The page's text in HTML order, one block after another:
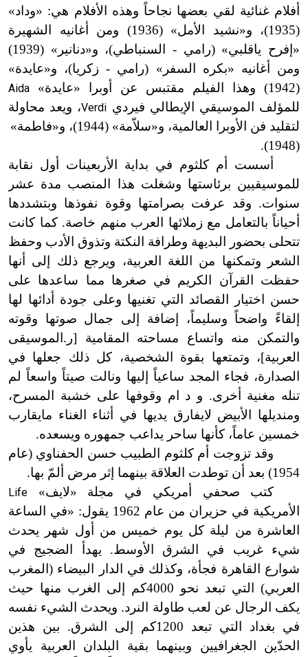
أفلام غنائية لقي بعضها نجاحاً وهذه الأفلام هي: «وداد»
(1935)، و«نشيد الأمل» (1936) ومن أغانيه الشهيرة
«إفرح ياقلبي» (رامي - السنباطي)، و«دنانير» (1939)
ومن أغانيه «بكره السفر» (رامي - زكريا)، و«عايدة»
(1942) وهذا الفيلم مقتبس عن أوبرا «عايدة»
Aida
للمؤلف الموسيقي الإيطالي فيردي Verdi، ويعد محاولة
لتقليد فن الأوبرا العالمية، و«سلاّمة» (1944)، و«فاطمة»
(1948).
أسست أم كلثوم في بداية الأربعينات أول نقابة
للموسيقيين برئاستها وشغلت هذا المنصب مدة عشر
سنوات. وقد عرفت بصرامتها وقوة نفوذها وبتشددها
أحياناً بالتعامل مع زملائها العرب منهم خاصة. كما كانت
تتحلى بحضور البديهة وطرافة النكتة وتذوق الأدب وحفظ
الشعر وتمكنها من اللغة العربية، ويرجع ذلك إلى أنها
حفظت القرآن الكريم في صغرها مما ساعدها على
حسن اختيار القصائد التي تغنيها وعلى جودة أدائها لها
إلقاءً واضحاً وسليماً، إضافة إلى جمال صوتها وقوته
والتمكن منه واتساع مساحته المقامية [ر.الموسيقى
العربية]، وتمتعها بقوة الشخصية، كل ذلك جعلها في
الصدارة، فجاء المجد ساعياً إليها ونالت صيتاً واسعاً لم
تنله مغنية أخرى. و د ام وقوفها على خشبة المسرح،
ومنديلها الأبيض لايفارق يديها في أثناء الغناء مايقارب
خمسين عاماً، كأنها ساحر يداعب جمهوره ويسعده.
وقد تزوجت أم كلثوم الطبيب حسن الحفناوي (عام
1954) بعد أن توطدت العلاقة بينهما إثر مرض ألمّ بها.
كتب صحفي أمريكي في مجلة «لايف» Life
الأمريكية في حزيران من عام 1962 يقول: «في الساعة
العاشرة من ليلة كل يوم خميس من أول شهر يحدث
شيء غريب في الشرق الأوسط. يهدأ الضجيج في
شوارع القاهرة فجأة، وكذلك في الدار البيضاء (المغرب
العربي) التي تبعد نحو 4000كم إلى الغرب منها حيث
يكف الرجال عن لعب طاولة النرد. ويحدث الشيء نفسه
في بغداد التي تبعد 1200كم إلى الشرق. بين هذين
الحدّين الجغرافيين وبينهما بقية البلدان العربية يأوي